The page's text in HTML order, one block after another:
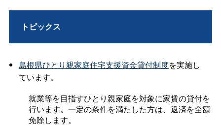
トピックス
島根県ひとり親家庭住宅支援資金貸付制度を実施し
ています。
就業等を目指すひとり親家庭を対象に家賃の貸付を
行います。一定の条件を満たした方は、返済を全額
免除します。